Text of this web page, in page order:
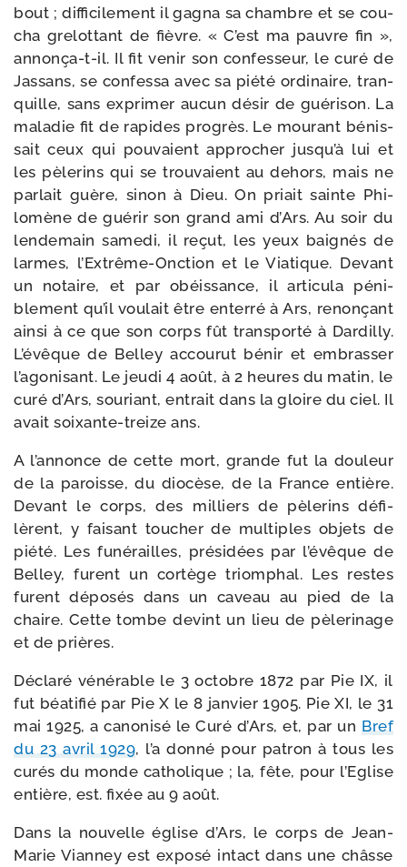
bout ; dif­fi­ci­le­ment il gagna sa chambre et se cou­
cha gre­lot­tant de fièvre. « C’est ma pauvre fin »,
annonça-​t-​il. Il fit venir son confes­seur, le curé de
Jassans, se confes­sa avec sa pié­té ordi­naire, tran­
quille, sans expri­mer aucun désir de gué­ri­son. La
mala­die fit de rapides pro­grès. Le mou­rant bénis­
sait ceux qui pou­vaient appro­cher jusqu’à lui et
les pèle­rins qui se trou­vaient au dehors, mais ne
par­lait guère, sinon à Dieu. On priait sainte Phi­
lomène de gué­rir son grand ami d’Ars. Au soir du
len­de­main same­di, il reçut, les yeux bai­gnés de
larmes, l’Extrême-Onction et le Viatique. Devant
un notaire, et par obéis­sance, il arti­cu­la péni­
blement qu’il vou­lait être enter­ré à Ars, renon­çant
ain­si à ce que son corps fût trans­por­té à Dardilly.
L’évêque de Belley accou­rut bénir et embras­ser
l’agonisant. Le jeu­di 4 août, à 2 heures du matin, le
curé d’Ars, sou­riant, entrait dans la gloire du ciel. Il
avait soixante-​treize ans.
A l’annonce de cette mort, grande fut la dou­leur
de la paroisse, du dio­cèse, de la France entière.
Devant le corps, des mil­liers de pèle­rins défi­
lèrent, y fai­sant tou­cher de mul­tiples objets de
pié­té. Les funé­railles, pré­si­dées par l’évêque de
Belley, furent un cor­tège triom­phal. Les restes
furent dépo­sés dans un caveau au pied de la
chaire. Cette tombe devint un lieu de pèle­ri­nage
et de prières.
Déclaré véné­rable le 3 octobre 1872 par Pie IX, il
fut béa­ti­fié par Pie X le 8 jan­vier 1905. Pie XI, le 31
mai 1925, a cano­ni­sé le Curé d’Ars, et, par un Bref
du 23 avril 1929, l’a don­né pour patron à tous les
curés du monde catho­lique ; la, fête, pour l’Eglise
entière, est. fixée au 9 août.
Dans la nou­velle église d’Ars, le corps de Jean-​
Marie Vianney est expo­sé intact dans une châsse